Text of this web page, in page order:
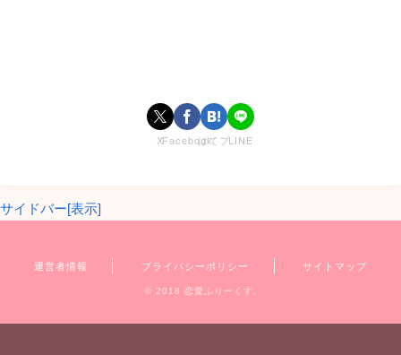
大森心音（ここね）の本名・年齢・出身地などwiki
XFacebookはてブLINE
サイドバー[表示]
運営者情報 プライバシーポリシー サイトマップ
© 2018 恋愛ふりーくす.